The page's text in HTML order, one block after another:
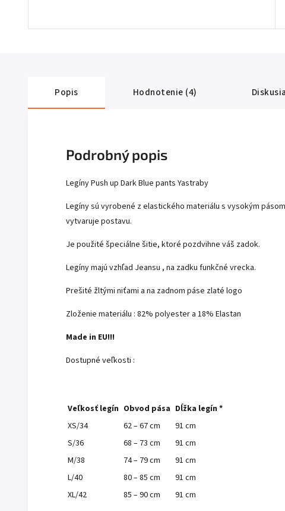
Popis Hodnotenie (4) Diskusia
Podrobný popis
Legíny Push up Dark Blue pants Yastraby
Legíny sú vyrobené z elastického materiálu s vysokým
vytvaruje postavu.
Je použité špeciálne šitie, ktoré pozdvihne váš zadok.
Legíny majú vzhľad Jeansu , na zadku funkčné vrecka.
Prešité žltými niťami a na zadnom páse zlaté logo
Zloženie materiálu : 82% polyester a 18% Elastan
Made in EU!!!
Dostupné veľkosti :
Veľkosť legín Obvod pása Dĺžka legín *
XS/34
62 – 67 cm
91 cm
S/36
68 – 73 cm
91 cm
M/38
74 – 79 cm
91 cm
L/40
80 – 85 cm
91 cm
XL/42
85 – 90 cm 91 cm